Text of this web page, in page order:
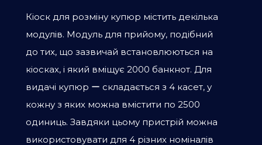
Кіоск для розміну купюр містить декілька
модулів. Модуль для прийому, подібний
до тих, що зазвичай встановлюються на
кіосках, і який вміщує 2000 банкнот. Для
видачі купюр ー складається з 4 касет, у
кожну з яких можна вмістити по 2500
одиниць. Завдяки цьому пристрій можна
використовувати для 4 різних номіналів